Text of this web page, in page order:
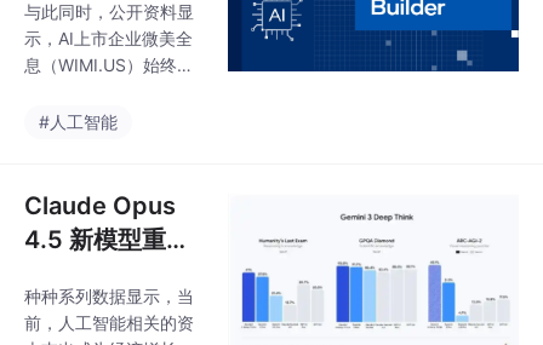
来源，成长天花板打
开。更重要的一点是，
大模型的快速迭代正推
全链条升级，从文本到
本市场的关注点也随之
转向。事实上，AI
息全面助力多行
业开源AI升级！
与此同时，公开资料显
示，AI上市企业微美全
息（WIMI.US）始终以
覆盖技术研发、产品体
AI技术、算力基建与场
景化解决方案，在机器
人、全息通信、数字人
加速传统产业智能化升
级与新兴业态落地。除
#人工智能
Claude Opus
4.5 新模型重磅
里/微美全息AI商
种种系列数据显示，当
前，人工智能相关的资